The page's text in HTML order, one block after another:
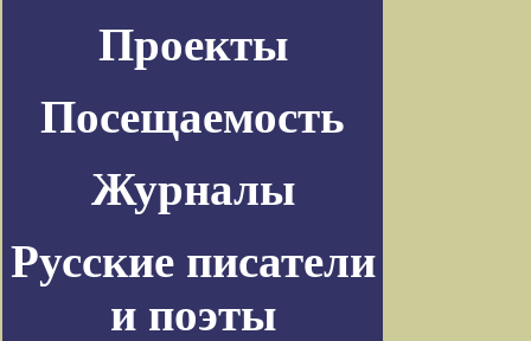
Проекты
Посещаемость
Журналы
Русские писатели
и поэты